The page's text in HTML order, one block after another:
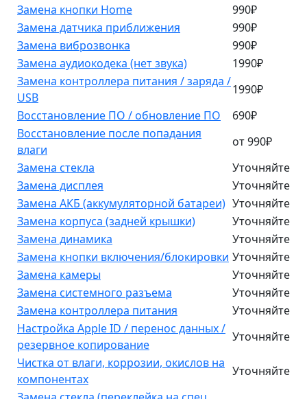
Замена кнопки Home
990₽
Замена датчика приближения
990₽
Замена виброзвонка
990₽
Замена аудиокодека (нет звука)
1990₽
Замена контроллера питания / заряда /
USB
1990₽
Восстановление ПО / обновление ПО
690₽
Восстановление после попадания
влаги
от 990₽
Замена стекла
Уточняйте
Замена дисплея
Уточняйте
Замена АКБ (аккумуляторной батареи) Уточняйте
Замена корпуса (задней крышки)
Уточняйте
Замена динамика
Уточняйте
Замена кнопки включения/блокировки Уточняйте
Замена камеры
Уточняйте
Замена системного разъема
Уточняйте
Замена контроллера питания
Уточняйте
Настройка Apple ID / перенос данных /
резервное копирование
Уточняйте
Чистка от влаги, коррозии, окислов на
компонентах
Уточняйте